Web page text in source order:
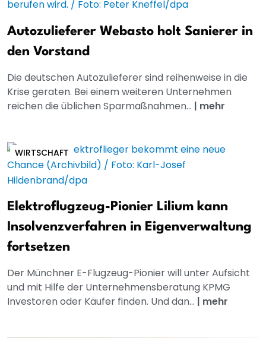
Autozulieferer Webasto holt Sanierer in
den Vorstand
Die deutschen Autozulieferer sind reihenweise in die
Krise geraten. Bei einem weiteren Unternehmen
reichen die üblichen Sparmaßnahmen... | mehr
WIRTSCHAFT
Elektroflugzeug-Pionier Lilium kann
Insolvenzverfahren in Eigenverwaltung
fortsetzen
Der Münchner E-Flugzeug-Pionier will unter Aufsicht
und mit Hilfe der Unternehmensberatung KPMG
Investoren oder Käufer finden. Und dan... | mehr